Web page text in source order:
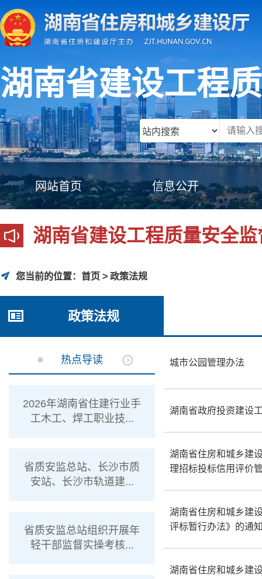
湖南省建设工程
网站首页 信息公开
湖南省建设工程质量安全
您当前的位置： 首页 > 政策法规
政策法规
热点导读
2026年湖南省住建行业手
工木工、焊工职业技...
省质安监总站、长沙市质
安站、长沙市轨道建...
省质安监总站组织开展年
轻干部监督实操考核...
城市公园管理办法
湖南省政府投资建设
湖南省住房和城乡建
理招标投标信用评价
湖南省住房和城乡建
评标暂行办法》的通
湖南省住房和城乡建